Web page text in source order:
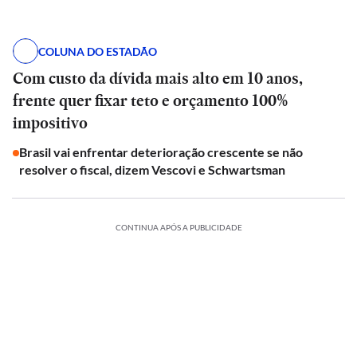
COLUNA DO ESTADÃO
Com custo da dívida mais alto em 10 anos,
frente quer fixar teto e orçamento 100%
impositivo
Brasil vai enfrentar deterioração crescente se não
resolver o fiscal, dizem Vescovi e Schwartsman
CONTINUA APÓS A PUBLICIDADE